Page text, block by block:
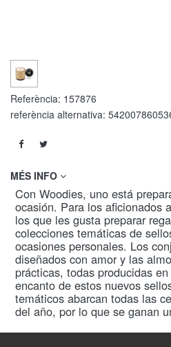
Referència: 157876
referència alternativa:
MÉS INFO
Con Woodies, uno está
ocasión. Para los aficionados
los que les gusta preparar
colecciones temáticas de
ocasiones personales. Los
diseñados con amor y las
prácticas, todas producidas
encanto de estos nuevos
temáticos abarcan todas las
del año, por lo que se ganan